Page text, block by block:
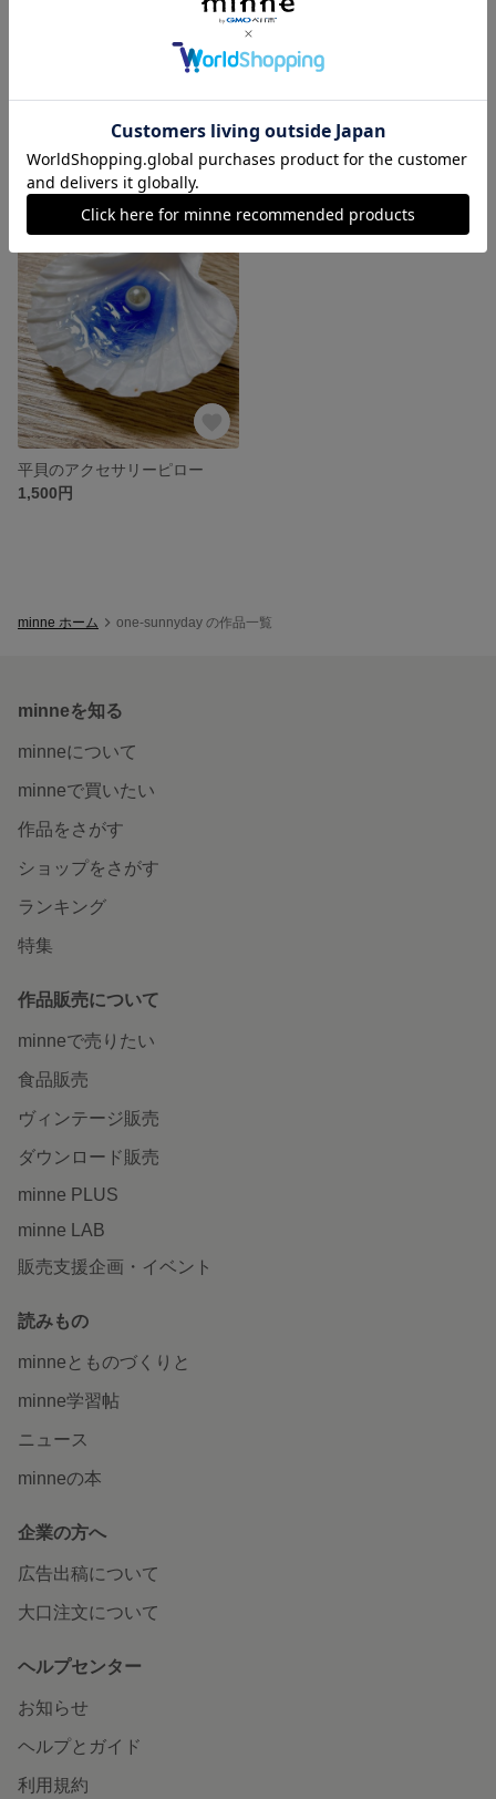
ガラスのかけらピアス 02
1,700円
ガラスのかけらピアス 01
1,800円
平貝のアクセサリーピロー
1,500円
minne ホーム one-sunnyday の作品一覧
minneを知る
minneについて
minneで買いたい
作品をさがす
ショップをさがす
ランキング
特集
作品販売について
minneで売りたい
食品販売
ヴィンテージ販売
ダウンロード販売
minne PLUS
minne LAB
販売支援企画・イベント
読みもの
minneとものづくりと
minne学習帖
ニュース
minneの本
企業の方へ
広告出稿について
大口注文について
ヘルプセンター
お知らせ
ヘルプとガイド
利用規約